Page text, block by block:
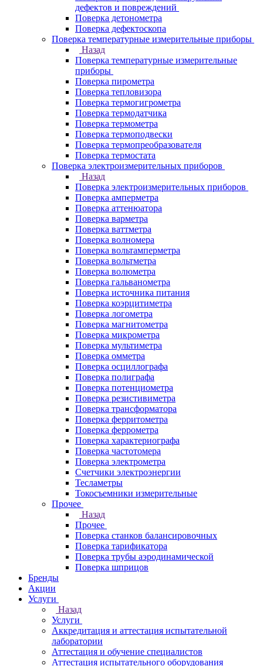
дефектов и повреждений
Поверка детонометра
Поверка дефектоскопа
Поверка температурные измерительные приборы
Назад
Поверка температурные измерительные
приборы
Поверка пирометра
Поверка тепловизора
Поверка термогигрометра
Поверка термодатчика
Поверка термометра
Поверка термоподвески
Поверка термопреобразователя
Поверка термостата
Поверка электроизмерительных приборов
Назад
Поверка электроизмерительных приборов
Поверка амперметра
Поверка аттенюатора
Поверка варметра
Поверка ваттметра
Поверка волномера
Поверка вольтамперметра
Поверка вольтметра
Поверка волюметра
Поверка гальванометра
Поверка источника питания
Поверка коэрцитиметра
Поверка логометра
Поверка магнитометра
Поверка микрометра
Поверка мультиметра
Поверка омметра
Поверка осциллографа
Поверка полиграфа
Поверка потенциометра
Поверка резистивиметра
Поверка трансформатора
Поверка ферритометра
Поверка феррометра
Поверка характериографа
Поверка частотомера
Поверка электрометра
Счетчики электроэнергии
Тесламетры
Токосъемники измерительные
Прочее
Назад
Прочее
Поверка станков балансировочных
Поверка тарификатора
Поверка трубы аэродинамической
Поверка шприцов
Бренды
Акции
Услуги
Назад
Услуги
Аккредитация и аттестация испытательной
лаборатории
Аттестация и обучение специалистов
Аттестация испытательного оборудования